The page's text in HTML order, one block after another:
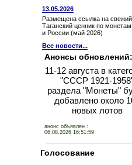
13.05.2026
Размещена ссылка на свежий
Таганский ценник по
и России (май 2026)
Все новости...
Анонсы обновлений:
11-12 августа в
"СССР 1921-
раздела "Монеты"
добавлено около
новых лотов
анонс объявлен :
06.08.2026 16:51:59
Голосование